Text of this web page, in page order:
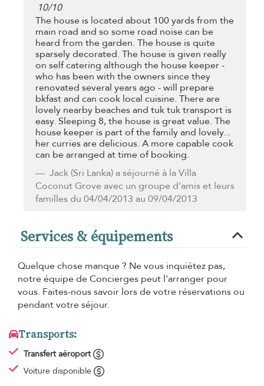
10/10
The house is located about 100 yards from the
main road and so some road noise can be
heard from the garden. The house is quite
sparsely decorated. The house is given really
on self catering although the house keeper -
who has been with the owners since they
renovated several years ago - will prepare
bkfast and can cook local cuisine. There are
lovely nearby beaches and tuk tuk transport is
easy. Sleeping 8, the house is great value. The
house keeper is part of the family and lovely...
her curries are delicious. A more capable cook
can be arranged at time of booking.
Jack (Sri Lanka) a séjourné à la Villa
Coconut Grove avec un groupe d'amis et leurs
familles du 04/04/2013 au 09/04/2013
Services & équipements
Quelque chose manque ? Ne vous inquiétez pas,
notre équipe de Concierges peut l'arranger pour
vous. Faites-nous savoir lors de votre réservations ou
pendant votre séjour.
Transports:
Transfert aéroport
Voiture disponible